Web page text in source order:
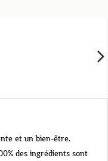
et un bien-être.
des ingrédients sont